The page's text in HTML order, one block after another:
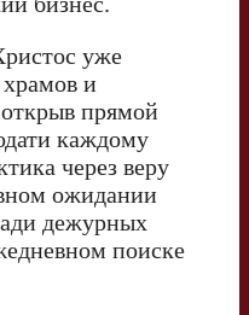
уже
и
прямой
каждому
через веру
ожидании
дежурных
поиске